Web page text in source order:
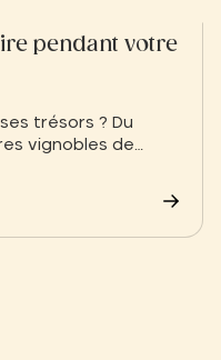
pendant votre
trésors ? Du
vignobles de
vos
Village Les Ponts-